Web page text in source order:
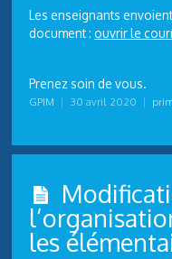
Les enseignants
document : ouvrir le
Prenez soin de vous.
GPIM | 30 avril 2020 |
les